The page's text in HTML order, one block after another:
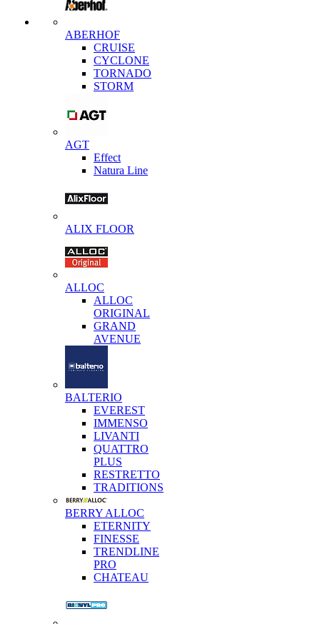
ABERHOF
CRUISE
CYCLONE
TORNADO
STORM
AGT
Effect
Natura Line
ALIX FLOOR
ALLOC
ALLOC
ORIGINAL
GRAND
AVENUE
BALTERIO
EVEREST
IMMENSO
LIVANTI
QUATTRO
PLUS
RESTRETTO
TRADITIONS
BERRY ALLOC
ETERNITY
FINESSE
TRENDLINE
PRO
CHATEAU